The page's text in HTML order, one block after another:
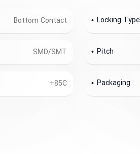
Locking Type
Bottom Contact
Pitch
SMD/SMT
Packaging
+85C